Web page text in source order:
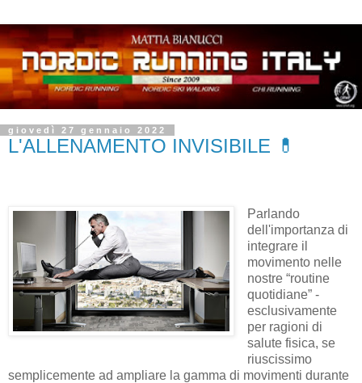
giovedì 27 gennaio 2022
L'ALLENAMENTO INVISIBILE 💊
Parlando
dell'importanza di
integrare il
movimento nelle
nostre “routine
quotidiane” -
esclusivamente
per ragioni di
salute fisica, se
riuscissimo
semplicemente ad ampliare la gamma di movimenti durante